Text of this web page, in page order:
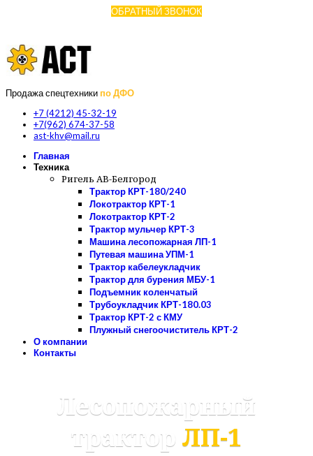
ОБРАТНЫЙ ЗВОНОК
Продажа спецтехники по ДФО
+7 (4212) 45-32-19
+7(962) 674-37-58
ast-khv@mail.ru
Главная
Техника
Ригель АВ-Белгород
Трактор КРТ-180/240
Локотрактор КРТ-1
Локотрактор КРТ-2
Трактор мульчер КРТ-3
Машина лесопожарная ЛП-1
Путевая машина УПМ-1
Трактор кабелеукладчик
Трактор для бурения МБУ-1
Подъемник коленчатый
Трубоукладчик КРТ-180.03
Трактор КРТ-2 с КМУ
Плужный снегоочиститель КРТ-2
О компании
Контакты
Лесопожарный
трактор ЛП-1